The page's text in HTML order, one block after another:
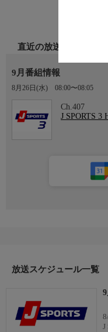
直近の放送
9月番組情報
8月26日(水) 08:00〜08:05
Ch.407
J SPORTS 3
放送スケジュール一覧
J